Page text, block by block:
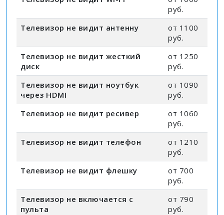
руб.
Телевизор не видит антенну
от 1100
руб.
Телевизор не видит жесткий
диск
от 1250
руб.
Телевизор не видит ноутбук
через HDMI
от 1090
руб.
Телевизор не видит ресивер
от 1060
руб.
Телевизор не видит телефон
от 1210
руб.
Телевизор не видит флешку
от 700
руб.
Телевизор не включается с
пульта
от 790
руб.